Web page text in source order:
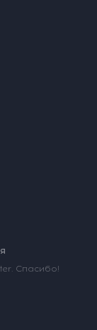
Спасибо!